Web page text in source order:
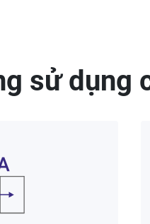
sử dụng